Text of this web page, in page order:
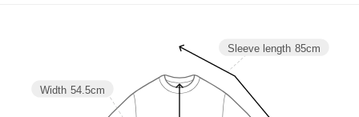
Sleeve length 85cm
Width 54.5cm